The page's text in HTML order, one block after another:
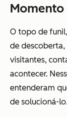
O topo de
de descoberta,
visitantes,
acontecer.
entenderam
de solucioná-